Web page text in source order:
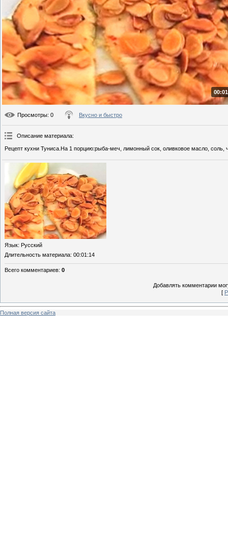
Просмотры: 0 Вкусно и быстро
Описание материала:
Рецепт кухни Туниса.На 1 порцию:рыба-меч, лимонный сок, оливковое масло, соль,
Язык: Русский
Длительность материала: 00:01:14
Всего комментариев: 0
Добавлять комментарии
[
Полная версия сайта